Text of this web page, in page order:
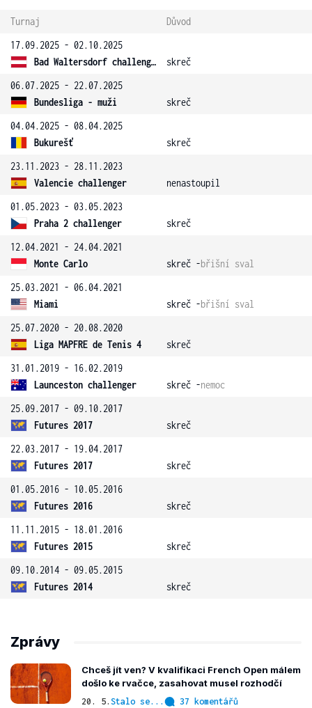
Turnaj
Důvod
17.09.2025 - 02.10.2025
Bad Waltersdorf challenger
skreč
06.07.2025 - 22.07.2025
Bundesliga - muži
skreč
04.04.2025 - 08.04.2025
Bukurešť
skreč
23.11.2023 - 28.11.2023
Valencie challenger
nenastoupil
01.05.2023 - 03.05.2023
Praha 2 challenger
skreč
12.04.2021 - 24.04.2021
Monte Carlo
skreč -břišní sval
25.03.2021 - 06.04.2021
Miami
skreč -břišní sval
25.07.2020 - 20.08.2020
Liga MAPFRE de Tenis 4
skreč
31.01.2019 - 16.02.2019
Launceston challenger
skreč -nemoc
25.09.2017 - 09.10.2017
Futures 2017
skreč
22.03.2017 - 19.04.2017
Futures 2017
skreč
01.05.2016 - 10.05.2016
Futures 2016
skreč
11.11.2015 - 18.01.2016
Futures 2015
skreč
09.10.2014 - 09.05.2015
Futures 2014
skreč
Zprávy
Chceš jít ven? V kvalifikaci French Open málem
došlo ke rvačce, zasahovat musel rozhodčí
20. 5. Stalo se... 37 komentářů